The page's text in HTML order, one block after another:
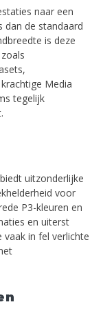
naar een
dan de standaard
is deze
Media
tegelijk
biedt uitzonderlijke
voor
P3-kleuren en
en uiterst
vaak in fel verlichte